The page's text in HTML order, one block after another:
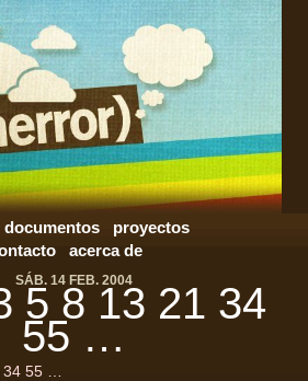
documentos
proyectos
acerca de
SÁB. 14 FEB. 2004
5 8 13 21 34
55 …
55 …